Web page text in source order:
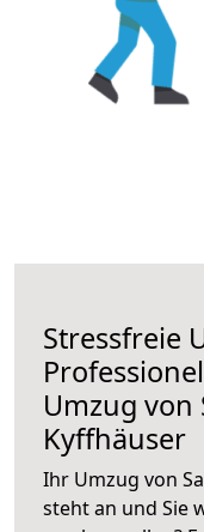
Stressfreie
Umzug von
Kyffhäuser
Ihr Umzug von
steht an und Sie